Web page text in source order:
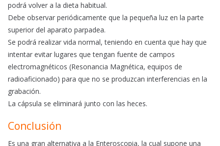
podrá volver a la dieta habitual.
Debe observar periódicamente que la pequeña luz en la parte
superior del aparato parpadea.
Se podrá realizar vida normal, teniendo en cuenta que hay que
intentar evitar lugares que tengan fuente de campos
electromagnéticos (Resonancia Magnética, equipos de
radioaficionado) para que no se produzcan interferencias en la
grabación.
La cápsula se eliminará junto con las heces.
Conclusión
Es una gran alternativa a la Enteroscopia, la cual supone una